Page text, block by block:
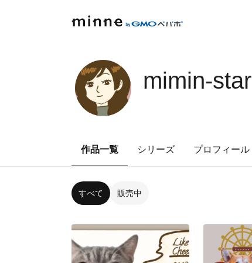
mimin-star
作品一覧 シリーズ プロフィール
すべて 販売中